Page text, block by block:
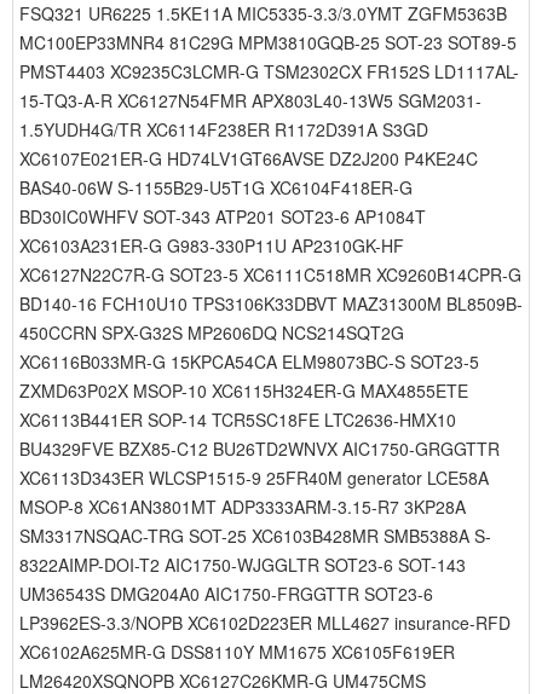
FSQ321 UR6225 1.5KE11A MIC5335-3.3/3.0YMT ZGFM5363B
MC100EP33MNR4 81C29G MPM3810GQB-25 SOT-23 SOT89-5
PMST4403 XC9235C3LCMR-G TSM2302CX FR152S LD1117AL-
15-TQ3-A-R XC6127N54FMR APX803L40-13W5 SGM2031-
1.5YUDH4G/TR XC6114F238ER R1172D391A S3GD
XC6107E021ER-G HD74LV1GT66AVSE DZ2J200 P4KE24C
BAS40-06W S-1155B29-U5T1G XC6104F418ER-G
BD30IC0WHFV SOT-343 ATP201 SOT23-6 AP1084T
XC6103A231ER-G G983-330P11U AP2310GK-HF
XC6127N22C7R-G SOT23-5 XC6111C518MR XC9260B14CPR-G
BD140-16 FCH10U10 TPS3106K33DBVT MAZ31300M BL8509B-
450CCRN SPX-G32S MP2606DQ NCS214SQT2G
XC6116B033MR-G 15KPCA54CA ELM98073BC-S SOT23-5
ZXMD63P02X MSOP-10 XC6115H324ER-G MAX4855ETE
XC6113B441ER SOP-14 TCR5SC18FE LTC2636-HMX10
BU4329FVE BZX85-C12 BU26TD2WNVX AIC1750-GRGGTTR
XC6113D343ER WLCSP1515-9 25FR40M generator LCE58A
MSOP-8 XC61AN3801MT ADP3333ARM-3.15-R7 3KP28A
SM3317NSQAC-TRG SOT-25 XC6103B428MR SMB5388A S-
8322AIMP-DOI-T2 AIC1750-WJGGLTR SOT23-6 SOT-143
UM36543S DMG204A0 AIC1750-FRGGTTR SOT23-6
LP3962ES-3.3/NOPB XC6102D223ER MLL4627 insurance-RFD
XC6102A625MR-G DSS8110Y MM1675 XC6105F619ER
LM26420XSQNOPB XC6127C26KMR-G UM475CMS